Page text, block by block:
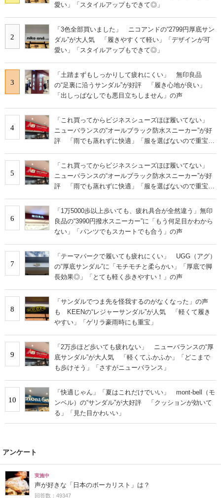
愛い」「スタイルアップもできて◎」
2
「3色全部買いました」 ニコアンドの“2799円厚底サン
ダル”が大人気 「履きやすくて軽い」「デザインが可
愛い」「スタイルアップもできて◎」
3
「土踏まずもしっかりして疲れにくい」 無印良品
の“足裏に沿うサンダル”が好評 「履き心地が良い」
「出しっぱなしでも悪目立ちしません」の声
4
「これ買ってからビジネスシューズほぼ履いてない」
ニューバランスの“オールブラック防水スニーカー”が好
評 「雨でも蒸れずに快適」「服を選ばないので重宝」
5
「これ買ってからビジネスシューズほぼ履いてない」
ニューバランスの“オールブラック防水スニーカー”が好
評 「雨でも蒸れずに快適」「服を選ばないので重宝」
6
「1万5000歩以上歩いても、疲れ具合が全然違う」無印
良品の“3990円撥水スニーカー”に「もう何足目かわから
ない」「パンツでもスカートでも合う」の声
7
「テーマパークで履いても疲れにくい」 UGG（アグ）
の“厚底サンダル”に「モチモチと柔らかい」「厚底で脚
長効果◎」「とても軽く歩きやすい！」の声
8
「サンダルでつま先を怪我するのがなくなった」の声
も KEENの“レジャーサンダル”が人気 「軽くて履き
やすい」「ゲリラ豪雨時にも重宝」
9
「2万歩ほど歩いても疲れない」 ニューバランスの“厚
底サンダル”が大人気 「軽くてふかふか」「どこまで
も歩けそう」「さすがニューバランス」
10
「快適じゃん」「夏はこれだけでいい」 mont-bell（モ
ンベル）の“サンダル”が大好評 「クッションが効いて
る」「見た目かわいい」
アンケート
実施中
声が好きな「日本のボーカリスト」は？
回答数：49347